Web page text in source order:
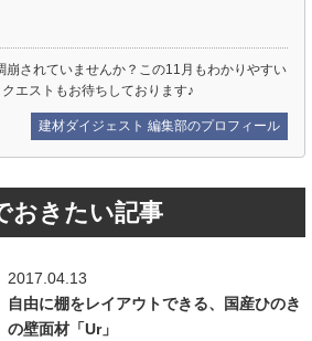
されていませんか？この11月もわかりやすい
エストもお待ちしております♪
建材ダイジェスト 編集部のプロフィール
おきたい記事
2017.04.13
自由に棚をレイアウトできる、国産ひのき
の壁面材「Ur」